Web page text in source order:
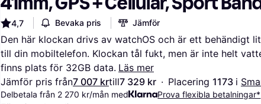
4,7 Bevaka pris Jämför
Den här klockan drivs av watchOS och är ett behändigt
till din mobiltelefon. Klockan tål fukt, men är inte helt
finns plats för 32GB data. Läs mer
Jämför pris från7 007 krtill7 329 kr · Placering 1173 i
Delbetala från 2 270 kr/mån med Prova flexibla betalningar*